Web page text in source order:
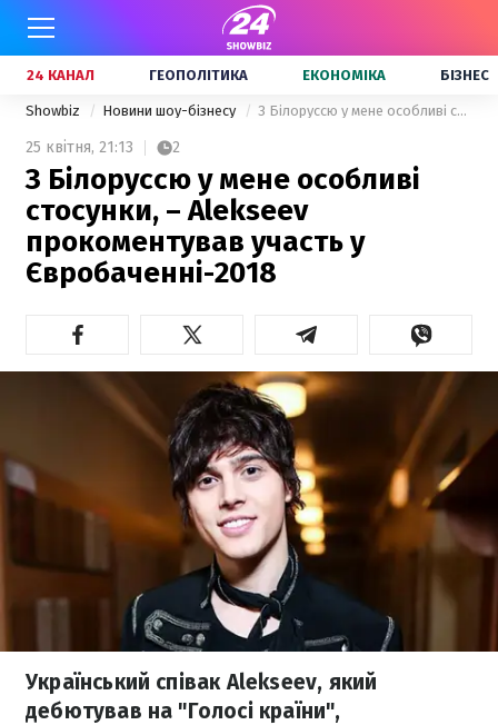
24 КАНАЛ ГЕОПОЛІТИКА ЕКОНОМІКА БІЗНЕС
Showbiz Новини шоу-бізнесу З Білоруссю у мене особливі стосунки, – Alekseev прокоментував участь у Євробаченні-2018
25 квітня, 21:13 2
З Білоруссю у мене особливі
стосунки, – Alekseev
прокоментував участь у
Євробаченні-2018
Український співак Alekseev, який
дебютував на "Голосі країни",